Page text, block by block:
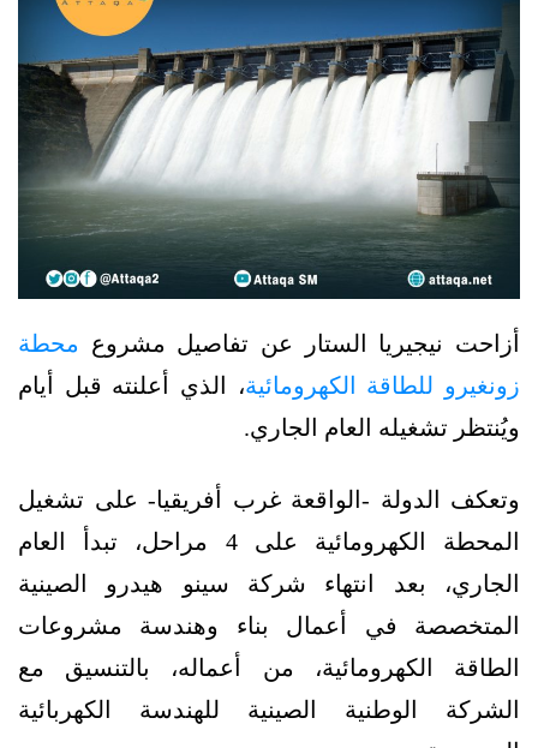
أزاحت نيجيريا الستار عن تفاصيل مشروع محطة
زونغيرو للطاقة الكهرومائية، الذي أعلنته قبل أيام
ويُنتظر تشغيله العام الجاري.
وتعكف الدولة -الواقعة غرب أفريقيا- على تشغيل
المحطة الكهرومائية على 4 مراحل، تبدأ العام
الجاري، بعد انتهاء شركة سينو هيدرو الصينية
المتخصصة في أعمال بناء وهندسة مشروعات
الطاقة الكهرومائية، من أعماله، بالتنسيق مع
الشركة الوطنية الصينية للهندسة الكهربائية